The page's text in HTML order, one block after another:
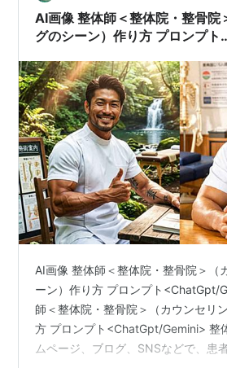
で近年、多くの医療…
AI画像 整体師＜整体院・整骨院
グのシーン）作り方 プロンプト
AI画像 整体師＜整体院・整骨院＞（
ーン）作り方 プロンプト<ChatGpt/
師＜整体院・整骨院＞（カウンセリ
方 プロンプト<ChatGpt/Gemini> 整
ムページ、ブログ、SNSなどで、患